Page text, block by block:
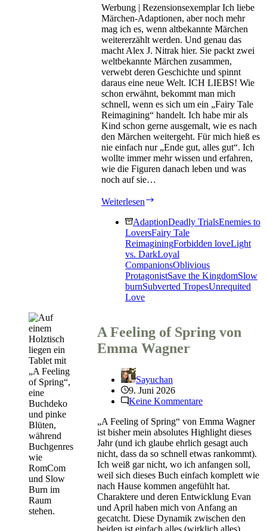
Werbung | Rezensionsexemplar Ich liebe
Märchen-Adaptionen, aber noch mehr
mag ich es, wenn altbekannte Märchen
weitererzählt werden. Und genau das
macht Alex J. Nitrak hier. Sie packt zwei
weltbekannte Märchen zusammen,
verwebt deren Geschichte und spinnt
daraus eine neue Welt. ICH LIEBS! Wie
schon erwähnt, bekommt man mich
schnell, wenn es sich um ein „Fairy Tale
Reimagining“ handelt. Ich habe mir als
Kind schon gerne ausgemalt, wie es nach
den Märchen weitergeht. Für mich hieß es
nie einfach nur „Ende gut, alles gut“. Ich
wollte immer mehr wissen und erfahren,
wie die Figuren danach leben und was
noch auf sie…
Weiterlesen
Das
Mädchen
im
Turm
von
Alex
J.
AdaptionDeadly TrialsEnemies to
LoversFairy Tale
ReimaginingForbidden loveLight
vs. DarkLoyal
CompanionsOblivious
ProtagonistSave the KingdomSlow
burnSubverted TropesUnrequited
Love
A Feeling of Spring von
Emma Wagner
Sayuchan
9. Juni 2026
Keine Kommentare
„A Feeling of Spring“ von Emma Wagner
ist bisher mein absolutes Highlight dieses
Jahr (und ich glaube ehrlich gesagt auch
nicht, dass da so schnell etwas rankommt).
Ich weiß gar nicht, wo ich anfangen soll,
weil sich dieses Buch einfach komplett wie
nach Hause kommen angefühlt hat.
Charaktere und deren Entwicklung Evan
und April haben mich von Anfang an
gecatcht. Diese Dynamik zwischen den